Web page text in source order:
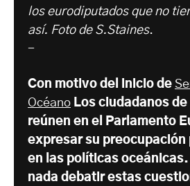
los eurodiputados que no
así. Foto de S.Staines.
-
Con motivo del inicio de
Océano Los ciudadanos de
reúnen en el Parlamento
expresar su preocupación
en las políticas
nada debatir estas